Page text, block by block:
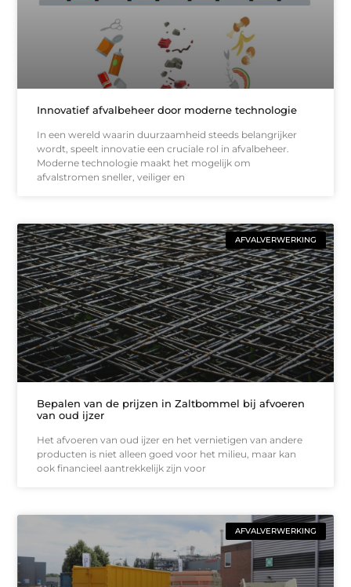
Innovatief afvalbeheer door moderne technologie
In een wereld waarin duurzaamheid steeds belangrijker
wordt, speelt innovatie een cruciale rol in afvalbeheer.
Moderne technologie maakt het mogelijk om
afvalstromen sneller, veiliger en
AFVALVERWERKING
Bepalen van de prijzen in Zaltbommel bij afvoeren
van oud ijzer
Het afvoeren van oud ijzer en het vernietigen van andere
producten is niet alleen goed voor het milieu, maar kan
ook financieel aantrekkelijk zijn voor
AFVALVERWERKING